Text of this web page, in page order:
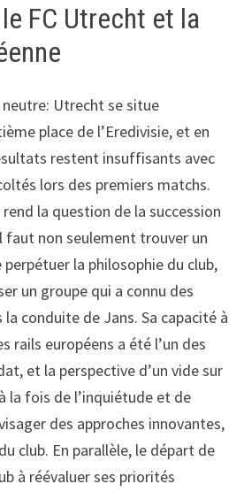
FC Utrecht et la
Utrecht se situe
place de l’Eredivisie, et en
restent insuffisants avec
lors des premiers matchs.
la question de la succession
faut non seulement trouver un
la philosophie du club,
un groupe qui a connu des
conduite de Jans. Sa capacité à
rails européens a été l’un des
et la perspective d’un vide sur
la fois de l’inquiétude et de
des approches innovantes,
club. En parallèle, le départ de
à réévaluer ses priorités